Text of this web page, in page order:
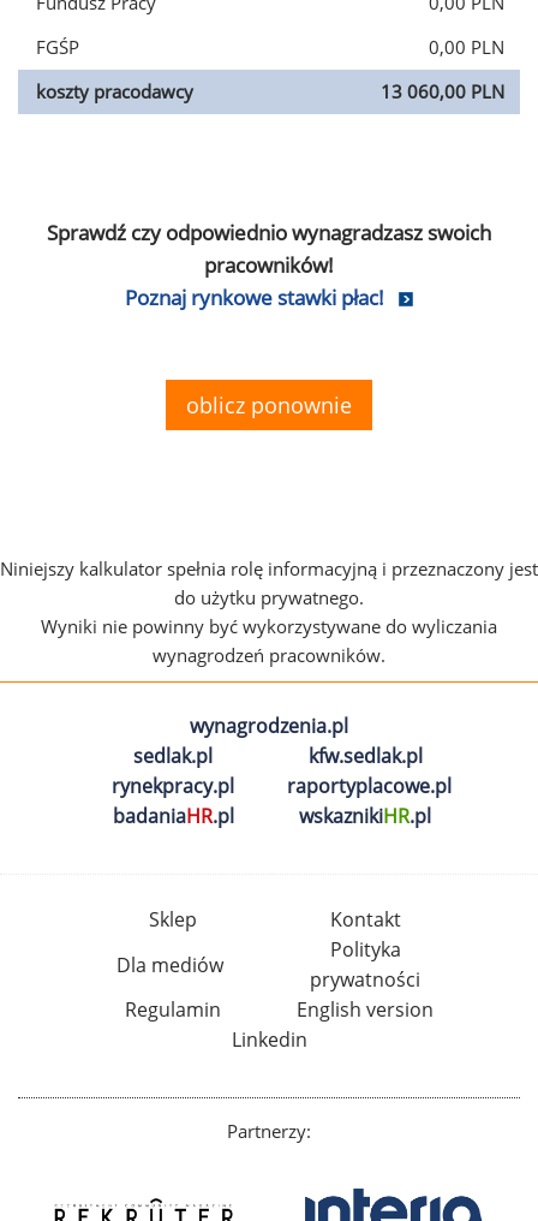
FGŚP
0,00 PLN
koszty pracodawcy
13 060,00 PLN
Sprawdź czy odpowiednio wynagradzasz swoich
pracowników!
Poznaj rynkowe stawki płac!
oblicz ponownie
Niniejszy kalkulator spełnia rolę informacyjną i przeznaczony jest
do użytku prywatnego.
Wyniki nie powinny być wykorzystywane do wyliczania
wynagrodzeń pracowników.
wynagrodzenia.pl
sedlak.pl
kfw.sedlak.pl
rynekpracy.pl
raportyplacowe.pl
badaniaHR.pl wskaznikiHR.pl
Sklep
Kontakt
Dla mediów
Polityka
prywatności
Regulamin
English version
Linkedin
Partnerzy: